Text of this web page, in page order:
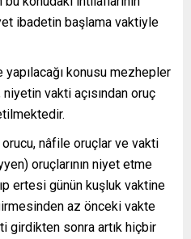
ibadetin başlama vaktiyle
konusu mezhepler
vakti açısından oruç
nâfile oruçlar ve vakti
oruçlarının niyet etme
ertesi günün kuşluk vaktine
az önceki vakte
girdikten sonra artık hiçbir